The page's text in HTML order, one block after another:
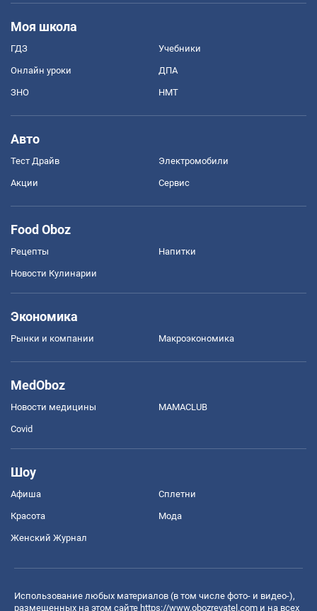
Моя школа
ГДЗ Учебники
Онлайн уроки ДПА
ЗНО НМТ
Авто
Тест Драйв Электромобили
Акции Сервис
Food Oboz
Рецепты Напитки
Новости Кулинарии
Экономика
Рынки и компании Mакроэкономика
MedOboz
Новости медицины MAMACLUB
Covid
Шоу
Афиша Сплетни
Красота Мода
Женский Журнал
Использование любых материалов (в том числе фото- и видео-),
размещенных на этом сайте https://www.obozrevatel.com и на всех